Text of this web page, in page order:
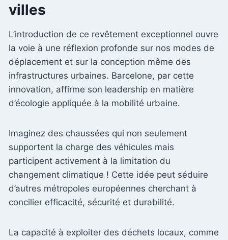
villes
L’introduction de ce revêtement exceptionnel ouvre
la voie à une réflexion profonde sur nos modes de
déplacement et sur la conception même des
infrastructures urbaines. Barcelone, par cette
innovation, affirme son leadership en matière
d’écologie appliquée à la mobilité urbaine.
Imaginez des chaussées qui non seulement
supportent la charge des véhicules mais
participent activement à la limitation du
changement climatique ! Cette idée peut séduire
d’autres métropoles européennes cherchant à
concilier efficacité, sécurité et durabilité.
La capacité à exploiter des déchets locaux, comme